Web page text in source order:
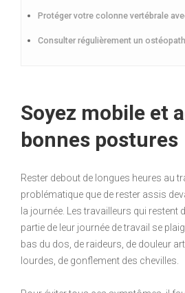
Protéger votre colonne vertébrale
Consulter régulièrement un
Soyez mobile et
bonnes postures
Rester debout de longues heures au
problématique que de rester assis
la journée. Les travailleurs qui restent
partie de leur journée de travail se
bas du dos, de raideurs, de douleur
lourdes, de gonflement des chevilles.